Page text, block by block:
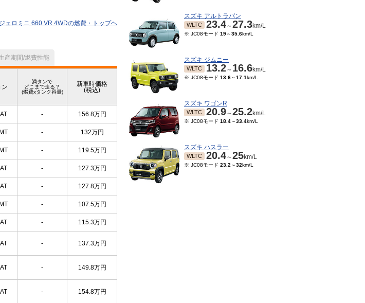
ェロミニ 660 VR 4WDの燃費・トップヘ
産期間/燃費性能
ン
満タンで
どこまで走る？
(燃費xタンク容量)
新車時価格
(税込)
- 156.8万円
- 132万円
- 119.5万円
- 127.3万円
- 127.8万円
- 107.5万円
- 115.3万円
- 137.3万円
- 149.8万円
- 154.8万円
スズキ アルトラパン
WLTC 23.4～27.3km/L
※ JC08モード 19～35.6km/L
スズキ ジムニー
WLTC 13.2～ 16.6km/L
※ JC08モード 13.6～17.1km/L
スズキ ワゴンR
WLTC 20.9～25.2km/L
※ JC08モード 18.4～33.4km/L
スズキ ハスラー
WLTC 20.4～25km/L
※ JC08モード 23.2 ～32km/L